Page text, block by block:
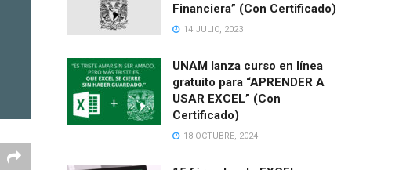
Financiera” (Con Certificado)
14 JULIO, 2023
UNAM lanza curso en línea
gratuito para “APRENDER A
USAR EXCEL” (Con
Certificado)
18 OCTUBRE, 2024